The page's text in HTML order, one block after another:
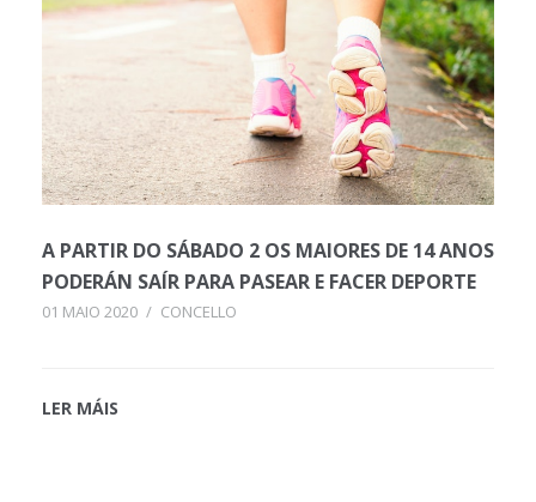
A PARTIR DO SÁBADO 2 OS MAIORES DE 14 ANOS
PODERÁN SAÍR PARA PASEAR E FACER DEPORTE
01 MAIO 2020 / CONCELLO
LER MÁIS